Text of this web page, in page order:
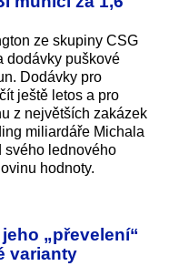
ze skupiny CSG
dodávky puškové
Dodávky pro
ještě letos a pro
z největších zakázek
miliardáře Michala
svého lednového
hodnoty.
„převelení“
varianty